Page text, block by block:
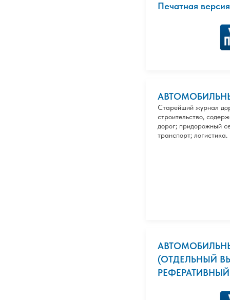
Печатная версия
Старейший журнал
строительство,
дорог; придорожный
транспорт; логистика.
(ОТДЕЛЬНЫЙ